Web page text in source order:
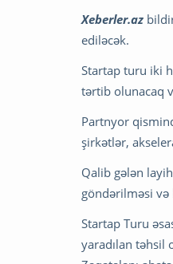
Xeberler.az
ediləcək.
Startap turu iki
tərtib olunacaq
Partnyor
şirkətlər,
Qalib gələn
göndərilməsi
Startap Turu
yaradılan təhsil